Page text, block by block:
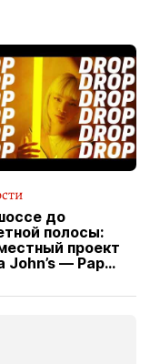
до
полосы:
проект
John’s — Papa